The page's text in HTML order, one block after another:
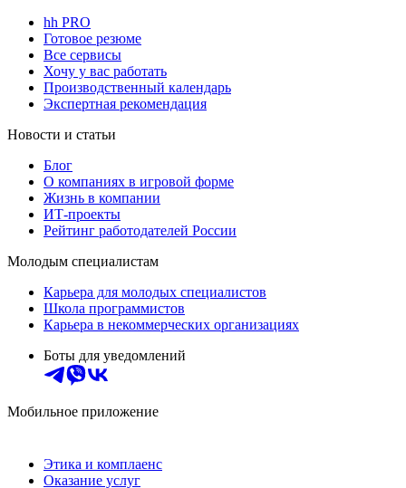
hh PRO
Готовое резюме
Все сервисы
Хочу у вас работать
Производственный календарь
Экспертная рекомендация
Новости и статьи
Блог
О компаниях в игровой форме
Жизнь в компании
ИТ-проекты
Рейтинг работодателей России
Молодым специалистам
Карьера для молодых специалистов
Школа программистов
Карьера в некоммерческих организациях
Боты для уведомлений
Мобильное приложение
Этика и комплаенс
Оказание услуг